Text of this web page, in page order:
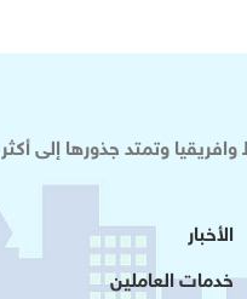
وتمتد جذورها إلى
الأخبار
خدمات العاملين